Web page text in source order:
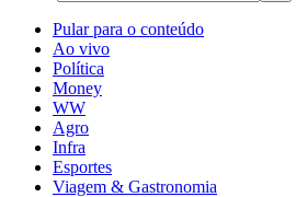
Pular para o conteúdo
Ao vivo
Política
Money
WW
Agro
Infra
Esportes
Viagem & Gastronomia